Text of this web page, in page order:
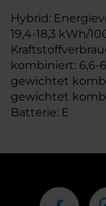
Hybrid:
19,4-18,3 kWh/
kombiniert: 6,6-
gewichtet
gewichtet
Batterie: E